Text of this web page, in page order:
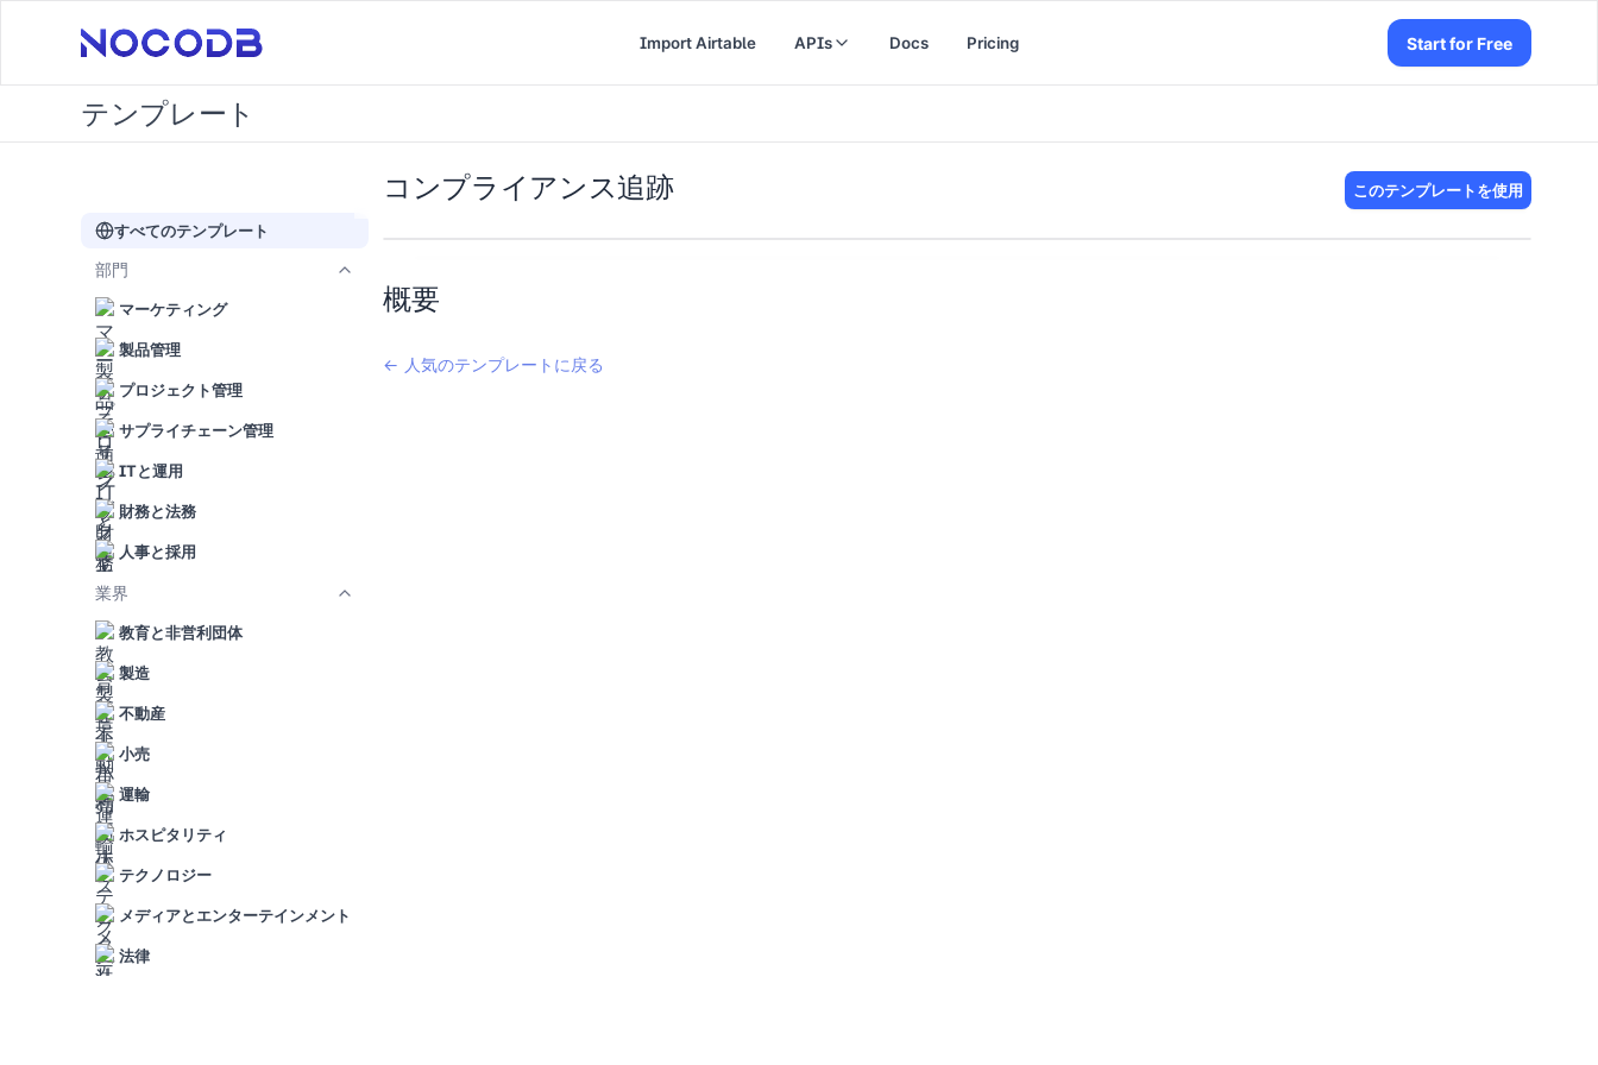
Import Airtable APIs Docs Pricing Start for Free
テンプレート
すべてのテンプレート
部門
マーケティング
製品管理
プロジェクト管理
サプライチェーン管理
ITと運用
財務と法務
人事と採用
業界
教育と非営利団体
製造
不動産
小売
運輸
ホスピタリティ
テクノロジー
メディアとエンターテインメント
法律
コンプライアンス追跡 このテンプレートを使用
概要
← 人気のテンプレートに戻る